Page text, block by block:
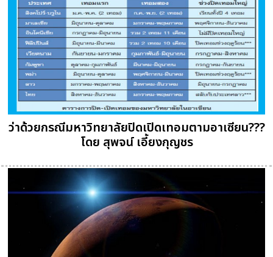
ว่าด้วยกรณีมหาวิทยาลัยปิดเปิดเทอมตามอาเซียน???
โดย สุพจน์ เอี้ยงกุญชร